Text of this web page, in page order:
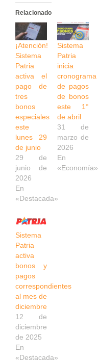
Relacionado
¡Atención!
Sistema
Patria
activa el
pago de
tres
bonos
especiales
este
lunes 29
de junio
29 de
junio de
2026
En
«Destacada»
Sistema
Patria
inicia
cronograma
de pagos
de bonos
este 1°
de abril
31 de
marzo de
2026
En
«Economía»
Sistema
Patria
activa
bonos y
pagos
correspondientes
al mes de
diciembre
12 de
diciembre
de 2025
En
«Destacada»